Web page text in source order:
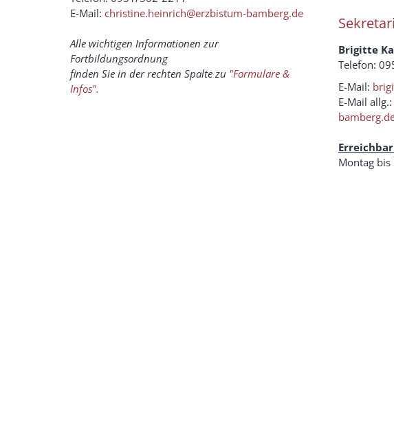
E-Mail: christine.heinrich@erzbistum-bamberg.de
Alle wichtigen Informationen zur
Fortbildungsordnung
finden Sie in der rechten Spalte zu "Formulare &
Infos".
Brigitte
Telefon:
E-Mail:
E-Mail allg.:
Montag